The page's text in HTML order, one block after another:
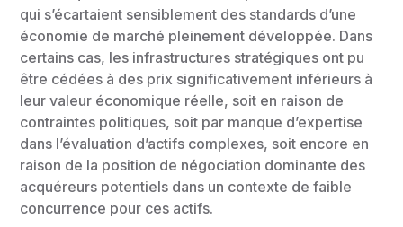
qui s’écartaient sensiblement des standards d’une
économie de marché pleinement développée. Dans
certains cas, les infrastructures stratégiques ont pu
être cédées à des prix significativement inférieurs à
leur valeur économique réelle, soit en raison de
contraintes politiques, soit par manque d’expertise
dans l’évaluation d’actifs complexes, soit encore en
raison de la position de négociation dominante des
acquéreurs potentiels dans un contexte de faible
concurrence pour ces actifs.